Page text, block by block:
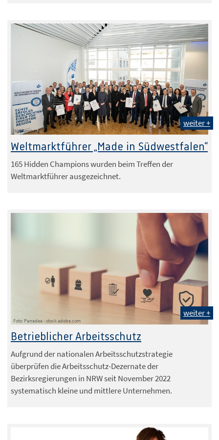
IHK Arnsberg
weiter +
Weltmarktführer „Made in Südwestfalen“
165 Hidden Champions wurden beim Treffen der
Weltmarktführer ausgezeichnet.
Foto: Parradee - stock.adobe.com
weiter +
Betrieblicher Arbeitsschutz
Aufgrund der nationalen Arbeitsschutzstrategie
überprüfen die Arbeitsschutz-Dezernate der
Bezirksregierungen in NRW seit November 2022
systematisch kleine und mittlere Unternehmen.